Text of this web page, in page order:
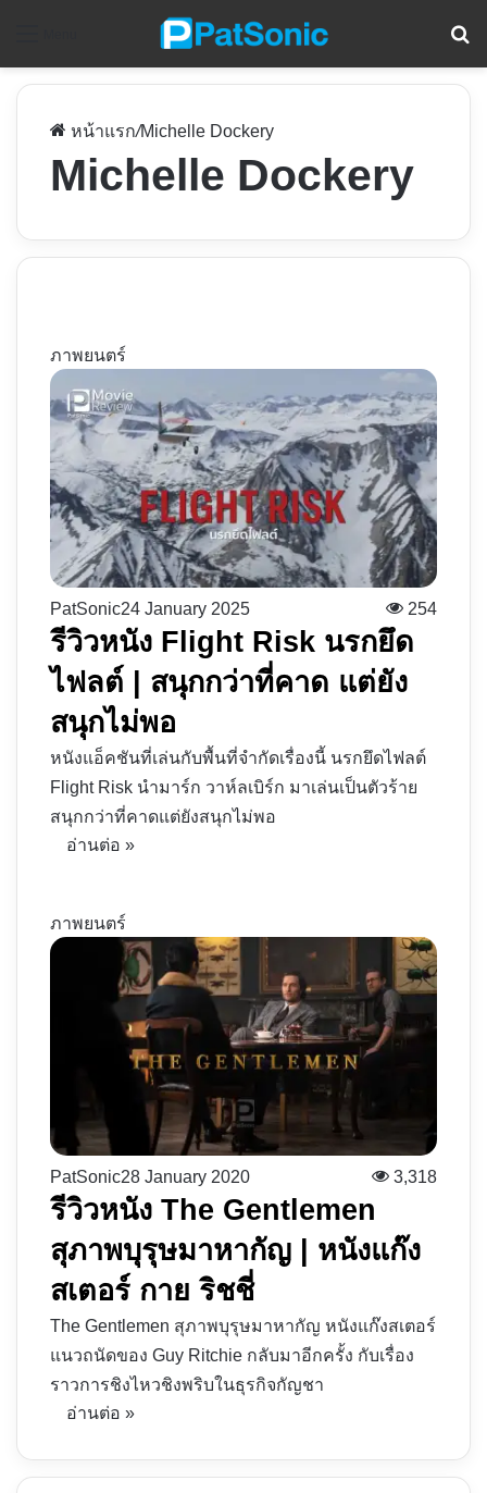
หน้าแรก/Michelle Dockery
Michelle Dockery
ภาพยนตร์
PatSonic24 January 2025 254
รีวิวหนัง Flight Risk นรกยึด
ไฟลต์ | สนุกกว่าที่คาด แต่ยัง
สนุกไม่พอ
หนังแอ็คชันที่เล่นกับพื้นที่จำกัดเรื่องนี้ นรกยึดไฟลต์
Flight Risk นำมาร์ก วาห์ลเบิร์ก มาเล่นเป็นตัวร้าย
สนุกกว่าที่คาดแต่ยังสนุกไม่พอ
อ่านต่อ »
ภาพยนตร์
PatSonic28 January 2020 3,318
รีวิวหนัง The Gentlemen
สุภาพบุรุษมาหากัญ | หนังแก๊ง
สเตอร์ กาย ริชชี่
The Gentlemen สุภาพบุรุษมาหากัญ หนังแก๊งสเตอร์
แนวถนัดของ Guy Ritchie กลับมาอีกครั้ง กับเรื่อง
ราวการชิงไหวชิงพริบในธุรกิจกัญชา
อ่านต่อ »